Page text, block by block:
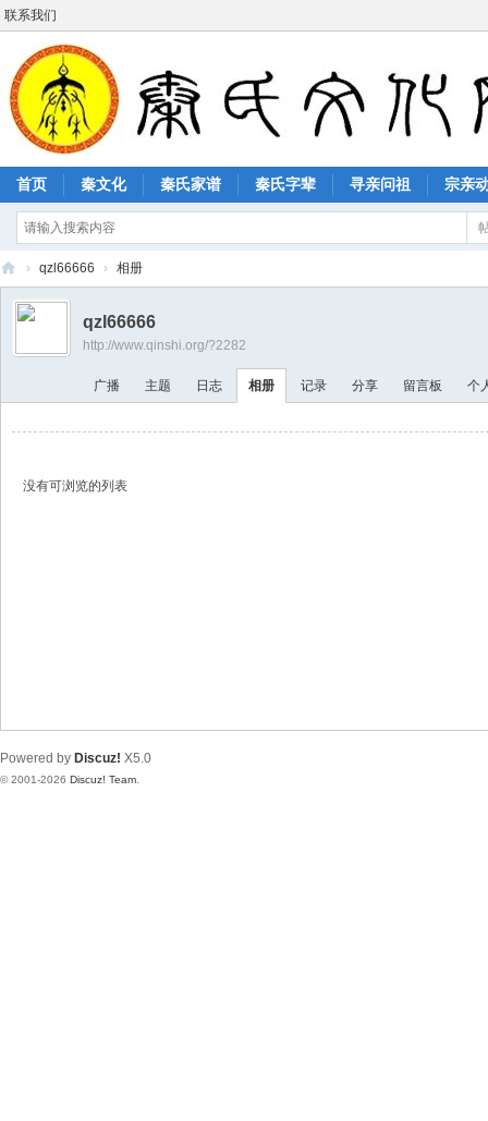
联系我们
首页 秦文化 秦氏家谱 秦氏字辈 寻亲问祖 宗亲
秦
文
› qzl66666 › 相册
qzl66666
http://www.qinshi.org/?2282
广播 主题 日志 相册 记录 分享 留言板 个
没有可浏览的列表
Powered by Discuz! X5.0
© 2001-2026 Discuz! Team